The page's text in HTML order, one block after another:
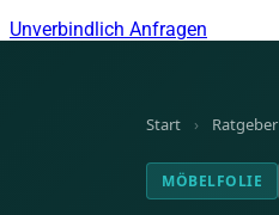
Unverbindlich Anfragen
Start › Ratgeber
MÖBELFOLIE